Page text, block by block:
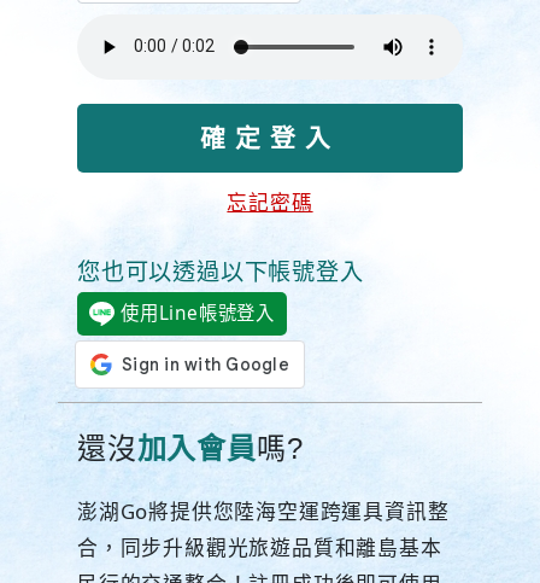
忘記密碼
您也可以透過以下帳號登入
使用Line帳號登入
還沒加入會員嗎?
澎湖Go將提供您陸海空運跨運具資訊整
合，同步升級觀光旅遊品質和離島基本